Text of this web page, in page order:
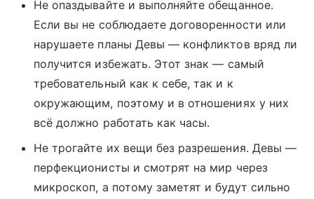
Не опаздывайте и выполняйте обещанное.
Если вы не соблюдаете договоренности или
нарушаете планы Девы — конфликтов вряд ли
получится избежать. Этот знак — самый
требовательный как к себе, так и к
окружающим, поэтому и в отношениях у них
всё должно работать как часы.
Не трогайте их вещи без разрешения. Девы —
перфекционисты и смотрят на мир через
микроскоп, а потому заметят и будут сильно